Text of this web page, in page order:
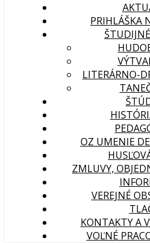
PRIHLÁŠKA
LITERÁRNO-
OZ UMENIE
ZMLUVY,
VEREJNÉ
KONTAKTY A
VOĽNÉ